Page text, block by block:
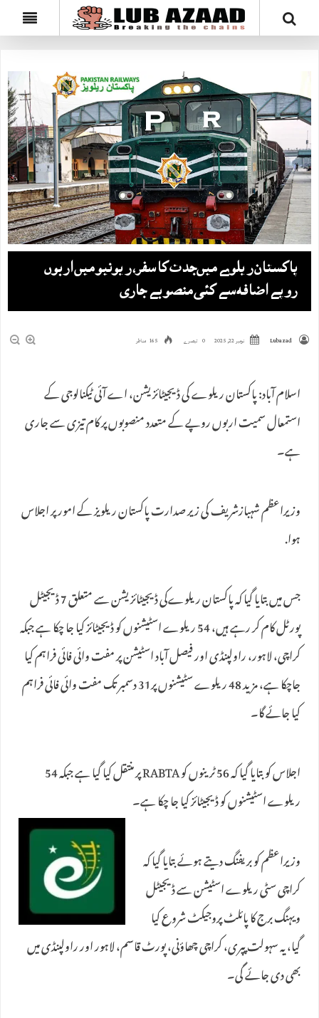
پاکستان ریلوے میں‌جدت کا سفر، ریونیو میں اربوں
روپے اضافہ سے کئی منصوبے جاری
Lubazad نومبر 22, 2025 0 تبصرے 165 مناظر
اسلام آباد: پاکستان ریلوے کی ڈیجیٹائزیشن، اے آئی ٹیکنالوجی کے
استمعال سمیت اربوں روپے کے متعدد منصوبوں پر کام تیزی سے جاری
ہے۔
وزیراعظم شہبازشریف کی زیر صدارت پاکستان ریلویز کے امور پر اجلاس
ہوا.
جس میں بتایا گیا کہ پاکستان ریلوےکی ڈیجیٹائزیشن سے متعلق 7 ڈیجیٹل
پورٹل کام کر رہے ہیں، 54 ریلوے اسٹیشنوں کو ڈیجیٹائز کیا جا چکا ہے جبکہ
کراچی، لاہور، راولپنڈی اور فیصل آباد اسٹیشن پر مفت وائی فائی فراہم کیا
جاچکا ہے، مزید 48 ریلوے سٹیشنوں پر31 دسمبر تک مفت وائی فائی فراہم
کیا جائے گا۔
اجلاس کو بتایا گیا کہ 56 ٹرینوں کو RABTA پر منتقل کیا گیا ہے جبکہ 54
ریلوے اسٹیشنوں کو ڈیجیٹائز کیا جا چکا ہے۔
وزیراعظم کو بریفنگ دیتے ہوئے بتایا گیا کہ
کراچی سٹی ریلوے اسٹیشن سے ڈیجیٹل
ویہنگ برج کا پائلٹ پروجیکٹ شروع کیا
گیا، یہ سہولت پپری، کراچی چھاؤنی، پورٹ قاسم، لاہور اور راولپنڈی میں
بھی دی جائے گی۔